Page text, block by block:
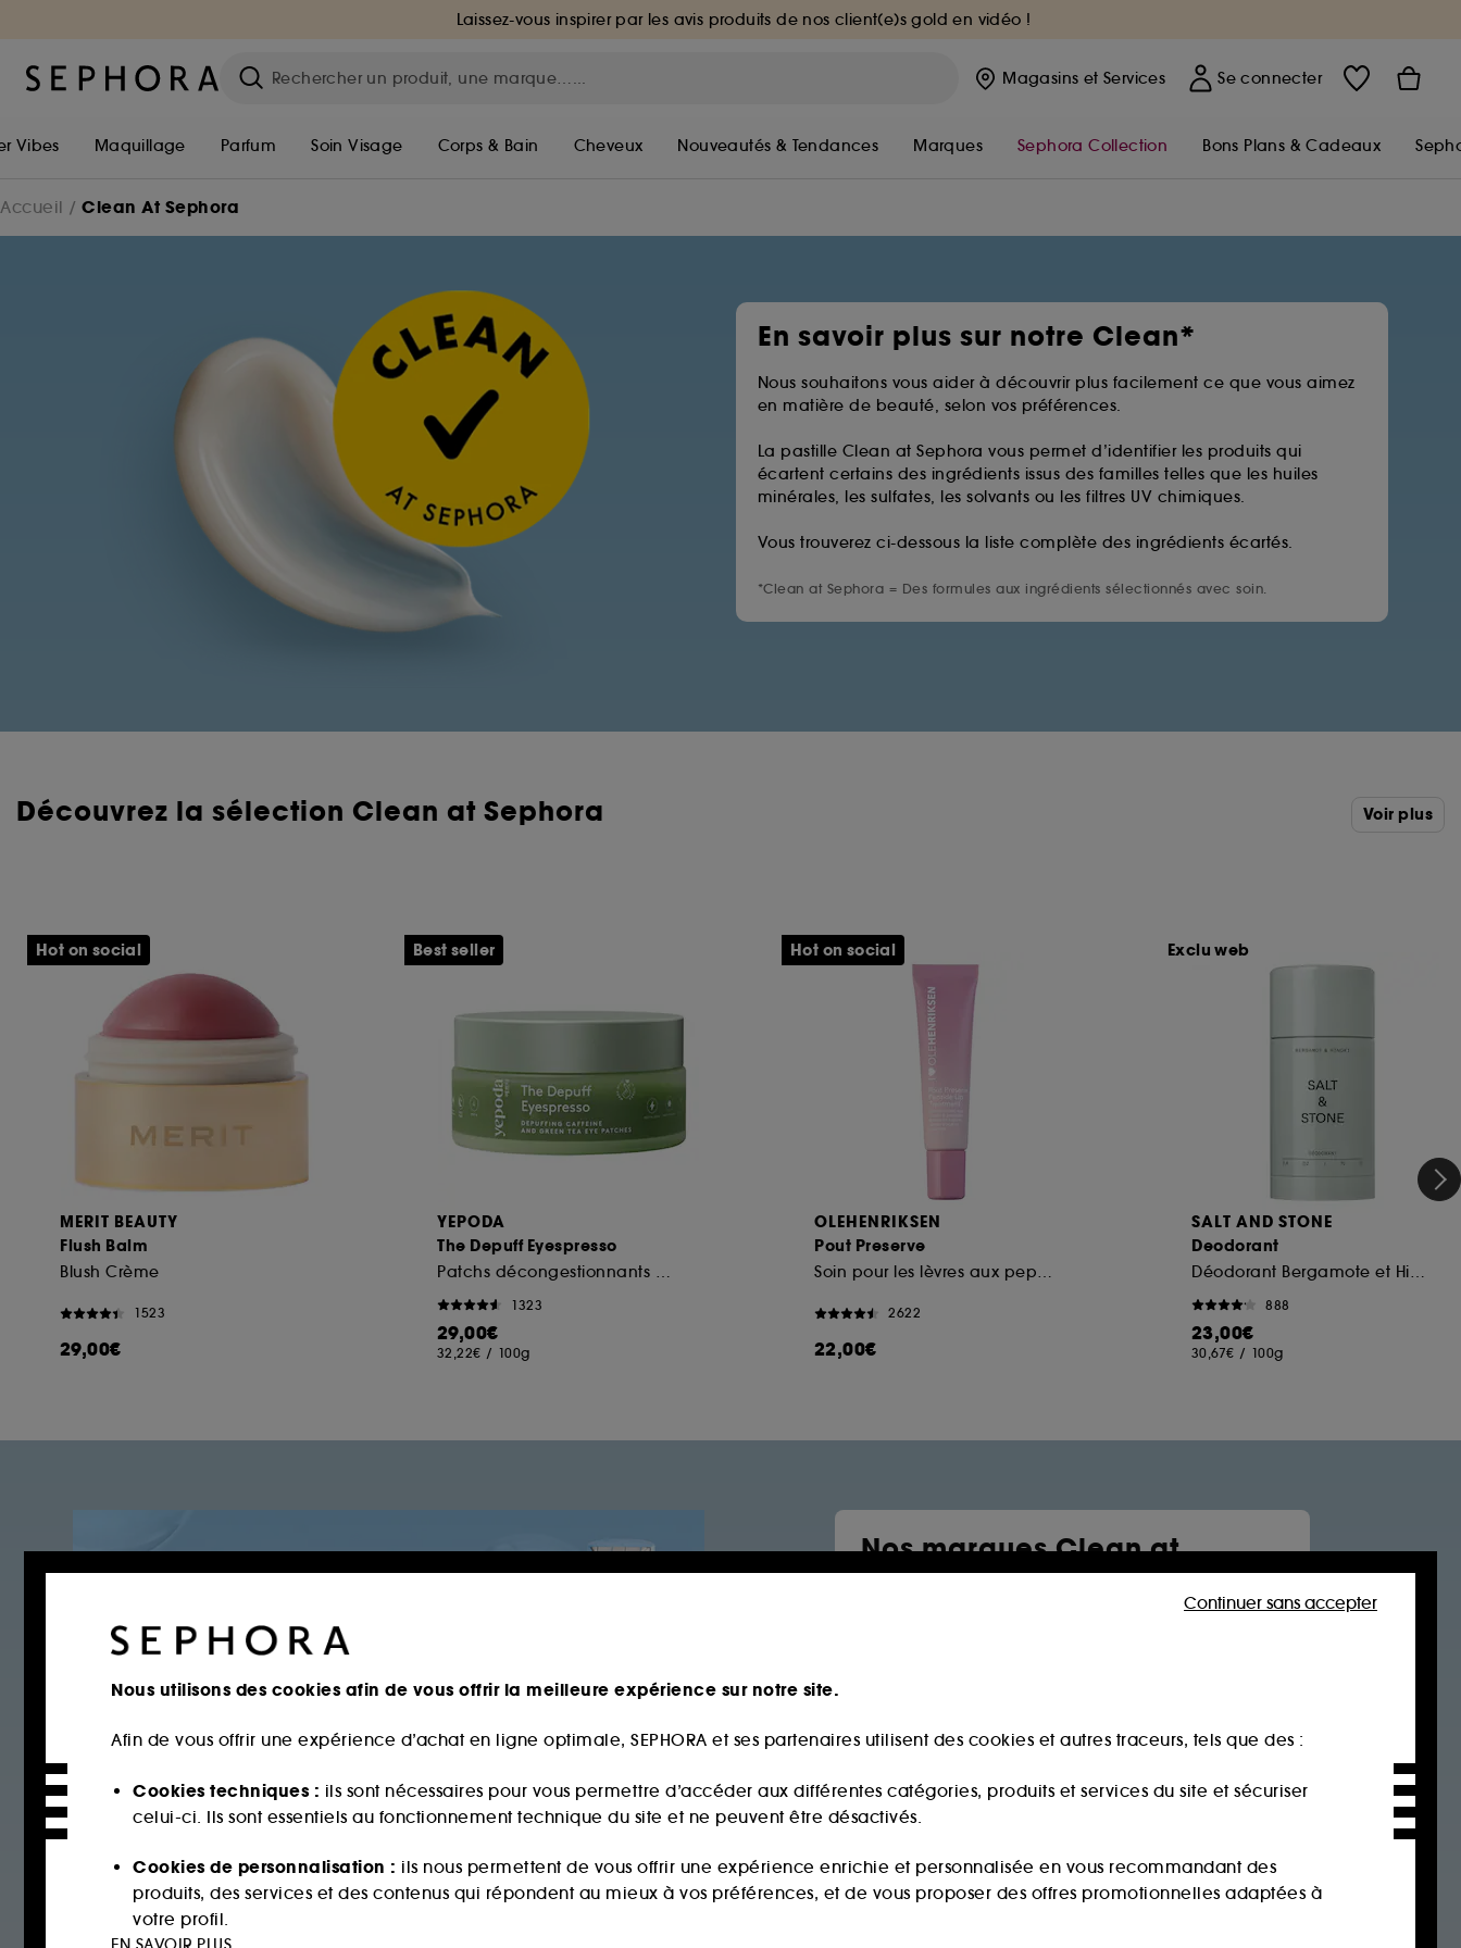
Laissez-vous inspirer par les avis produits de nos client(e)s gold en vidéo !
Magasins et Services Se connecter
Vibes Maquillage Parfum Soin Visage Corps & Bain Cheveux Nouveautés & Tendances Marques Sephora Collection Bons Plans & Cadeaux
Accueil Clean At Sephora
En savoir plus sur notre Clean*
Nous souhaitons vous aider à découvrir plus facilement ce que vous aimez
en matière de beauté, selon vos préférences.
La pastille Clean at Sephora vous permet d’identifier les produits qui
écartent certains des ingrédients issus des familles telles que les huiles
minérales, les sulfates, les solvants ou les filtres UV chimiques.
Vous trouverez ci-dessous la liste complète des ingrédients écartés.
*Clean at Sephora = Des formules aux ingrédients sélectionnés avec soin.
Découvrez la sélection Clean at Sephora Voir plus
MERIT BEAUTY
Flush Balm
Blush Crème
1523
29,00€
Hot on social
YEPODA
The Depuff Eyespresso
Patchs décongestionnants à la caféine et au thé vert
1323
29,00€
32,22€ / 100g
Best seller
OLEHENRIKSEN
Pout Preserve
Soin pour les lèvres aux peptides
2622
22,00€
Hot on social
SALT AND STONE
Deodorant
Déodorant Bergamote et Hinoki
888
23,00€
30,67€ / 100g
Exclu web
Nos marques Clean at
Sephora
Maquillage
Nous utilisons des cookies afin de vous offrir la meilleure expérience sur notre site.
Afin de vous offrir une expérience d’achat en ligne optimale, SEPHORA et ses partenaires utilisent des cookies et autres traceurs, tels que des :
Cookies techniques : ils sont nécessaires pour vous permettre d’accéder aux différentes catégories, produits et services du site et sécuriser
celui-ci. Ils sont essentiels au fonctionnement technique du site et ne peuvent être désactivés.
Cookies de personnalisation : ils nous permettent de vous offrir une expérience enrichie et personnalisée en vous recommandant des
produits, des services et des contenus qui répondent au mieux à vos préférences, et de vous proposer des offres promotionnelles adaptées à
votre profil.
Continuer sans accepter